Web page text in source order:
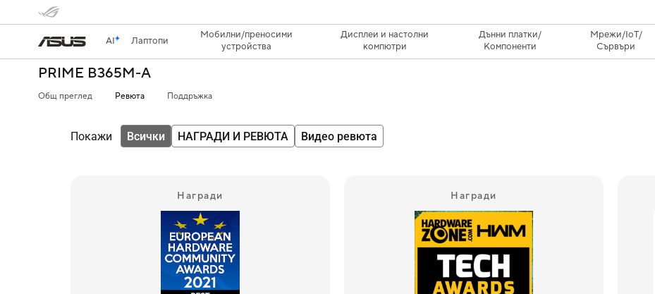
AI Лаптопи
Мобилни/преносими
устройства
Дисплеи и настолни
компютри
Дънни платки/
Компоненти
Мрежи/IoT/
Сървъри
PRIME B365M-A
Общ преглед Ревюта Поддръжка
Покажи Всички НАГРАДИ И РЕВЮТА Видео ревюта
Награди Награди